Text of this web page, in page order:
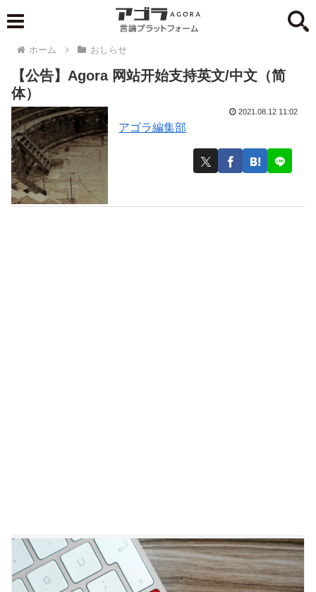
ホーム おしらせ
【公告】Agora 网站开始支持英文/中文（简
体）
アゴラ編集部
2021.08.12 11:02